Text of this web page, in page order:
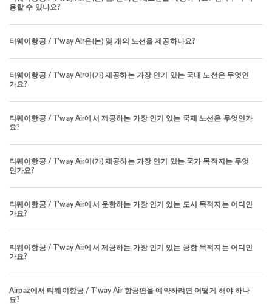
용할 수 있나요?
티웨이항공 / T'way Air은(는) 몇 개의 노선을 제공하나요?
티웨이항공 / T'way Air이(가) 제공하는 가장 인기 있는 국내 노선은 무엇인
가요?
티웨이항공 / T'way Air에서 제공하는 가장 인기 있는 국제 노선은 무엇인가
요?
티웨이항공 / T'way Air이(가) 제공하는 가장 인기 있는 국가 목적지는 무엇
인가요?
티웨이항공 / T'way Air에서 운항하는 가장 인기 있는 도시 목적지는 어디인
가요?
티웨이항공 / T'way Air에서 제공하는 가장 인기 있는 공항 목적지는 어디인
가요?
Airpaz에서 티웨이항공 / T'way Air 항공편을 예약하려면 어떻게 해야 하나
요?